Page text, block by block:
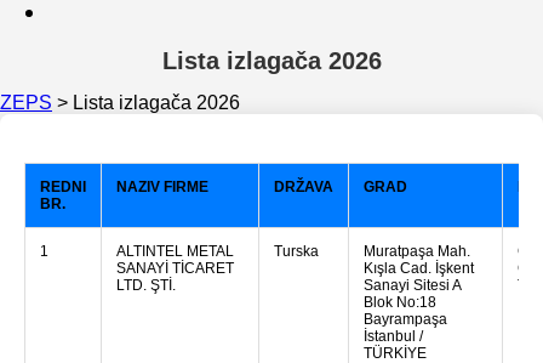
Lista izlagača 2026
ZEPS > Lista izlagača 2026
REDNI
BR.
NAZIV FIRME DRŽAVA GRAD
1
ALTINTEL METAL
SANAYİ TİCARET
LTD. ŞTİ.
Turska
Muratpaşa Mah.
Kışla Cad. İşkent
Sanayi Sitesi A
Blok No:18
Bayrampaşa
İstanbul /
TÜRKİYE